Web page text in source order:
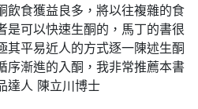
飲食獲益良多，將以往複雜的食
是可以快速生酮的，馬丁的書很
其平易近人的方式逐一陳述生酮
序漸進的入酮，我非常推薦本書
人 陳立川博士